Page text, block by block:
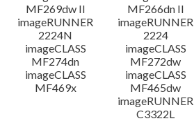
MF269dw II
MF266dn II
imageRUNNER
2224N
imageRUNNER
2224
imageCLASS
MF274dn
imageCLASS
MF272dw
imageCLASS
MF469x
imageCLASS
MF465dw
imageRUNNER
C3322L